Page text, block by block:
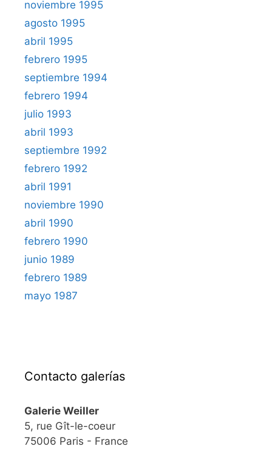
noviembre 1995
agosto 1995
abril 1995
febrero 1995
septiembre 1994
febrero 1994
julio 1993
abril 1993
septiembre 1992
febrero 1992
abril 1991
noviembre 1990
abril 1990
febrero 1990
junio 1989
febrero 1989
mayo 1987
Contacto galerías
Galerie Weiller
5, rue Gît-le-coeur
75006 Paris - France